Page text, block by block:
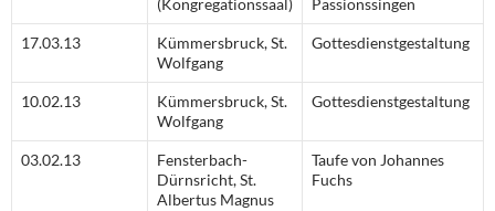
(Kongregationssaal)
Passionssingen
17.03.13
Kümmersbruck, St.
Wolfgang
Gottesdienstgestaltung
10.02.13
Kümmersbruck, St.
Wolfgang
Gottesdienstgestaltung
03.02.13
Fensterbach-
Dürnsricht, St.
Albertus Magnus
Taufe von Johannes
Fuchs